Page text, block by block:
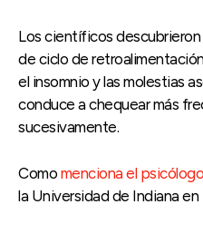
Los científicos
de ciclo de
el insomnio y las molestias
conduce a chequear más
sucesivamente.
Como menciona el
la Universidad de Indiana